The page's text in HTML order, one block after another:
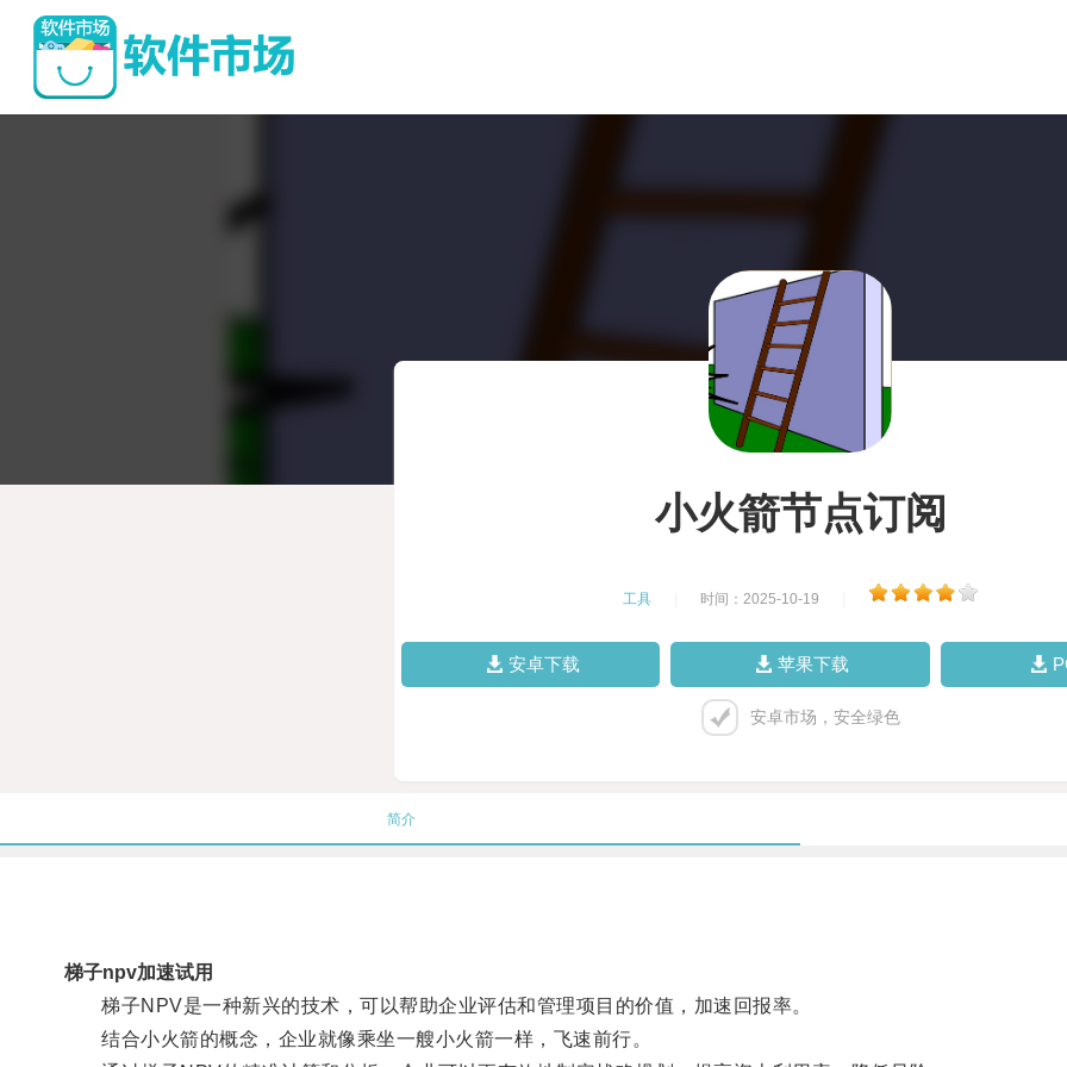
小火箭节点订阅
工具 时间：2025-10-19
安卓下载 苹果下载
安卓市场，安全绿色
简介
梯子npv加速试用
梯子NPV是一种新兴的技术，可以帮助企业评估和管理项目的价值，加速回报率。
结合小火箭的概念，企业就像乘坐一艘小火箭一样，飞速前行。